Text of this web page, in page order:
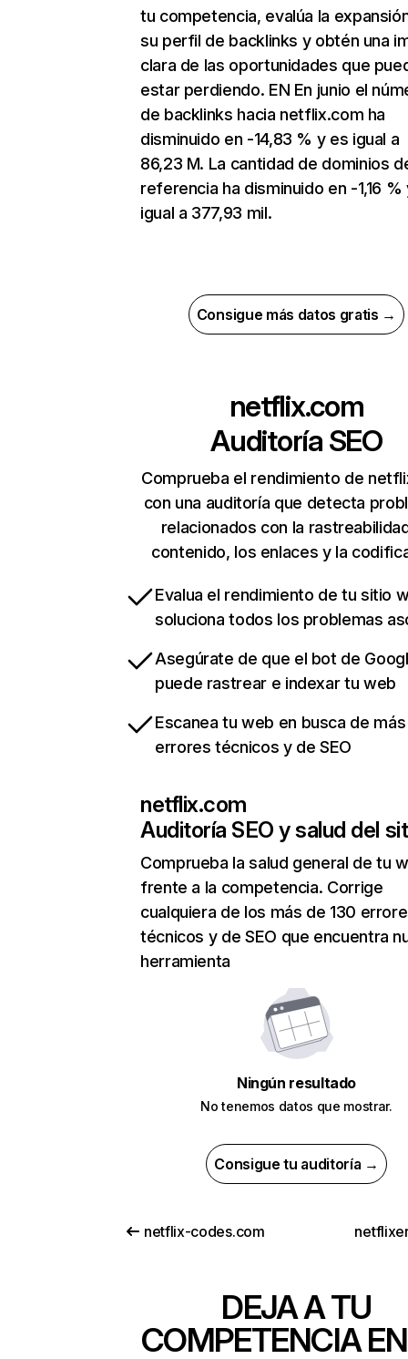
tu competencia, evalúa la
su perfil de backlinks y obtén una
clara de las oportunidades que
estar perdiendo. EN En junio el
de backlinks hacia netflix.com ha
disminuido en -14,83 % y es igual a
86,23 M. La cantidad de dominios
referencia ha disminuido en -1,16 %
igual a 377,93 mil.
Consigue más datos gratis →
netflix.com
Auditoría SEO
Comprueba el rendimiento de
con una auditoría que detecta
relacionados con la
contenido, los enlaces y la
Evalua el rendimiento de tu sitio
soluciona todos los problemas
Asegúrate de que el bot de
puede rastrear e indexar tu web
Escanea tu web en busca de
errores técnicos y de SEO
netflix.com
Auditoría SEO y salud del
Comprueba la salud general de tu
frente a la competencia. Corrige
cualquiera de los más de 130
técnicos y de SEO que encuentra
herramienta
Ningún resultado
No tenemos datos que mostrar.
Consigue tu auditoría →
netflix-codes.com
DEJA A TU
COMPETENCIA